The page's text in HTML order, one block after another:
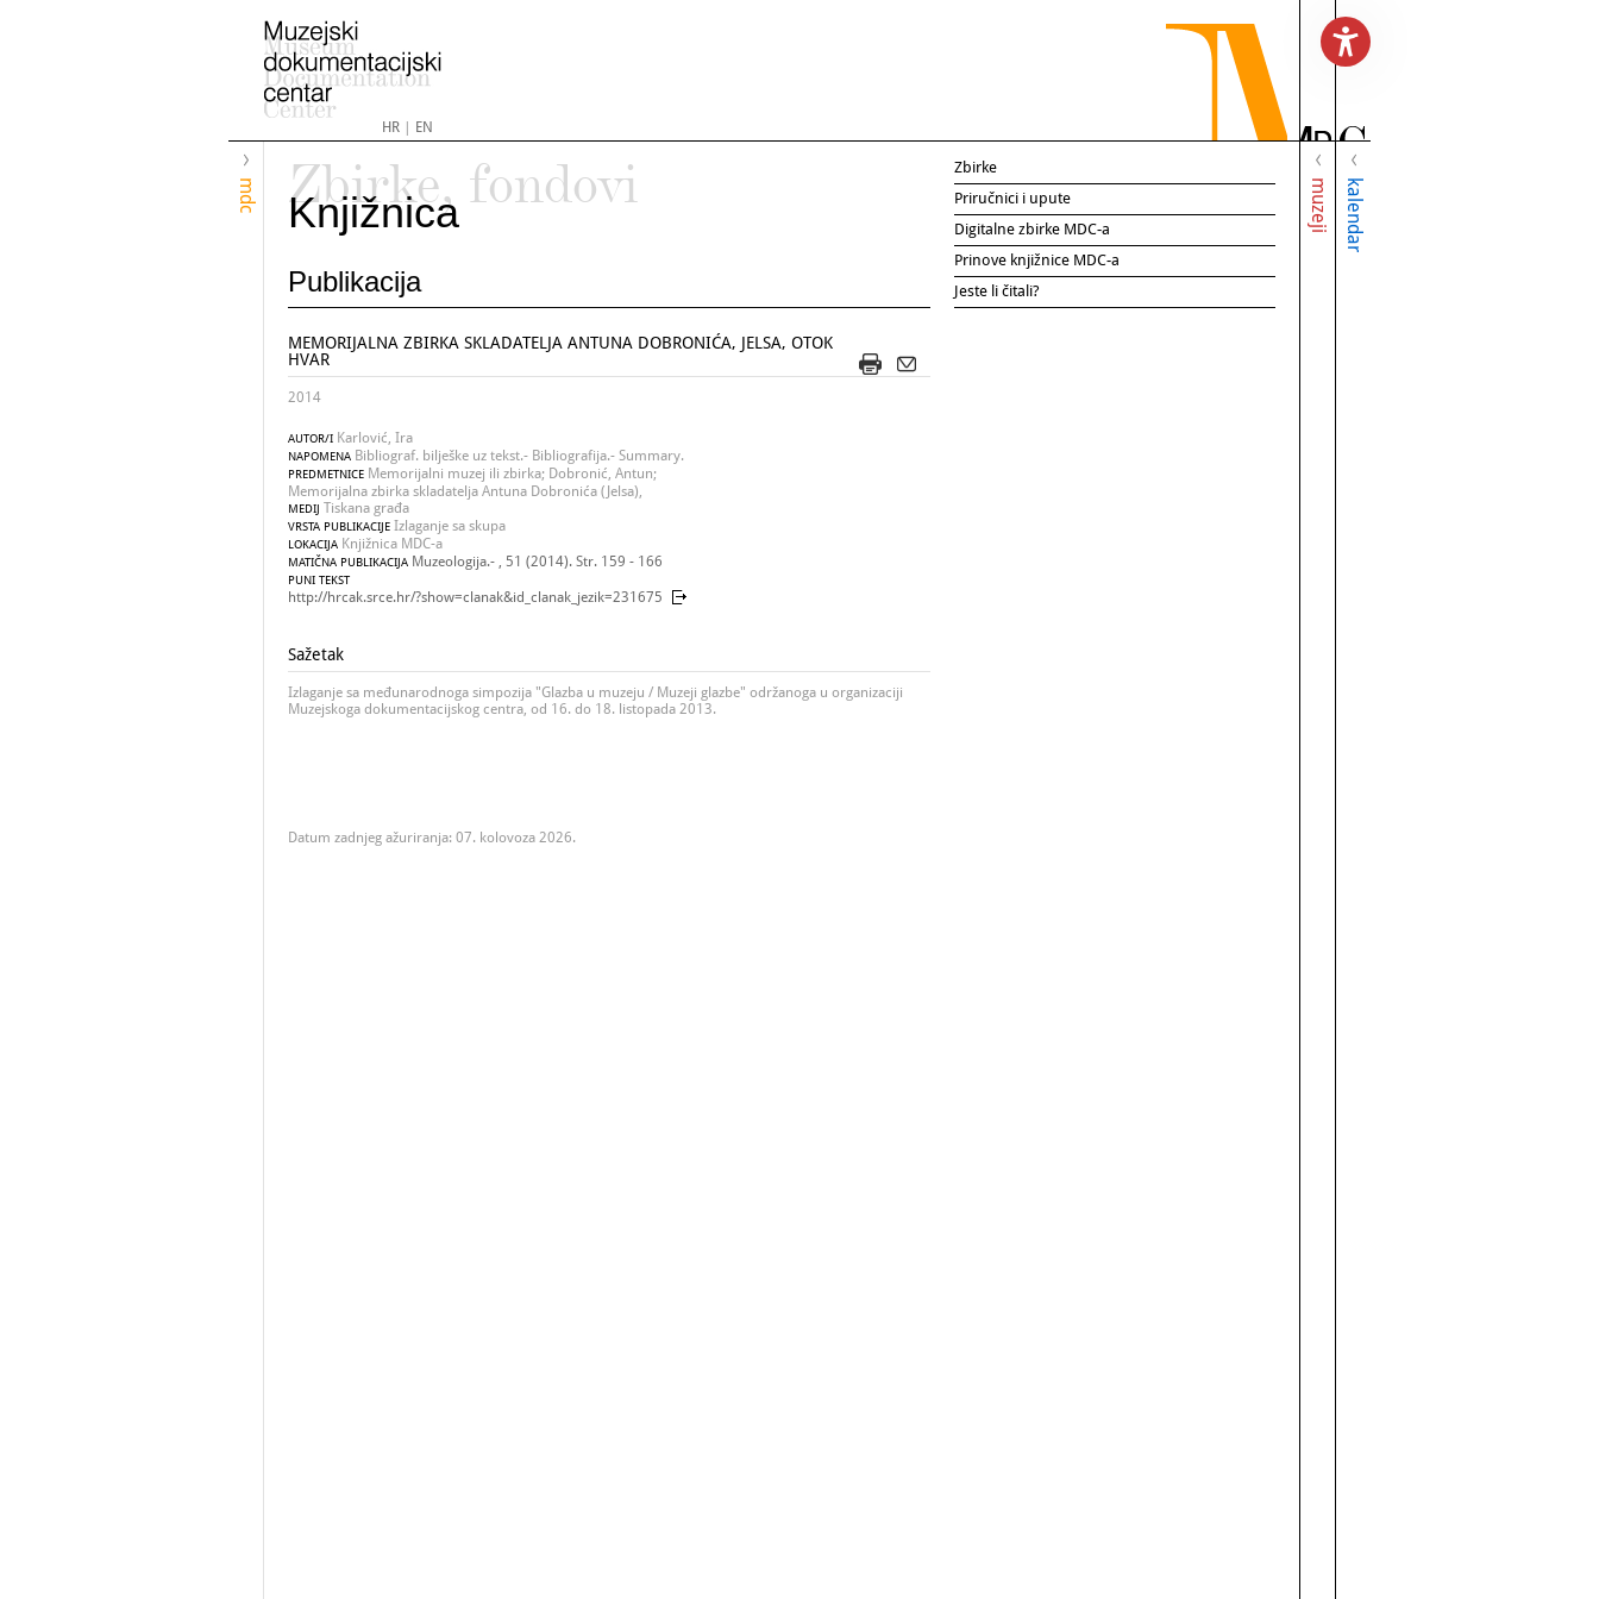
HR| EN
mdc muzeji kalendar
Zbirke, fondovi
Knjižnica
Publikacija
MEMORIJALNA ZBIRKA SKLADATELJA ANTUNA DOBRONIĆA, JELSA, OTOK
HVAR
2014
AUTOR/I Karlović, Ira
NAPOMENA Bibliograf. bilješke uz tekst.- Bibliografija.- Summary.
PREDMETNICE Memorijalni muzej ili zbirka; Dobronić, Antun;
Memorijalna zbirka skladatelja Antuna Dobronića (Jelsa),
MEDIJ Tiskana građa
VRSTA PUBLIKACIJE Izlaganje sa skupa
LOKACIJA Knjižnica MDC-a
MATIČNA PUBLIKACIJA Muzeologija.- , 51 (2014). Str. 159 - 166
PUNI TEKST
http://hrcak.srce.hr/?show=clanak&id_clanak_jezik=231675
Sažetak
Izlaganje sa međunarodnoga simpozija "Glazba u muzeju / Muzeji glazbe" održanoga u organizaciji
Muzejskoga dokumentacijskog centra, od 16. do 18. listopada 2013.
Datum zadnjeg ažuriranja: 07. kolovoza 2026.
Zbirke
Priručnici i upute
Digitalne zbirke MDC-a
Prinove knjižnice MDC-a
Jeste li čitali?